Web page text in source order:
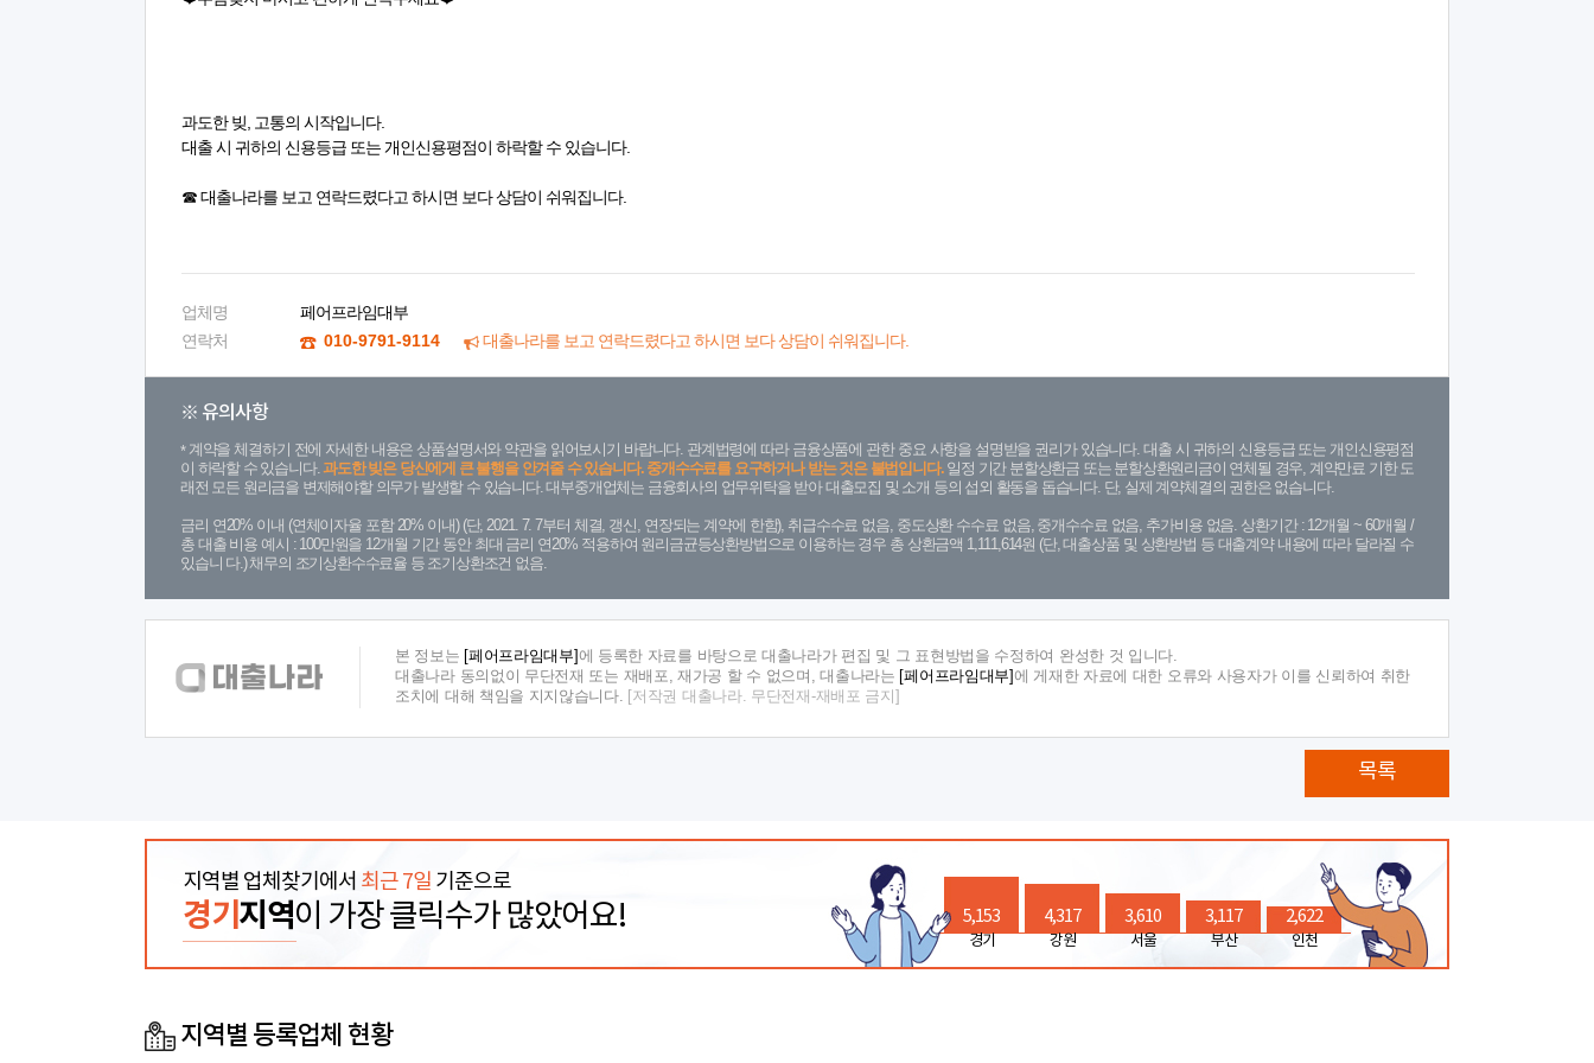
과도한 빚, 고통의 시작입니다.
대출 시 귀하의 신용등급 또는 개인신용평점이 하락할 수 있습니다.
☎ 대출나라를 보고 연락드렸다고 하시면 보다 상담이 쉬워집니다.
업체명
페어프라임대부
연락처
010-9791-9114 대출나라를 보고 연락드렸다고 하시면 보다 상담이 쉬워집니다.
※ 유의사항
계약을 체결하기 전에 자세한 내용은 상품설명서와 약관을 읽어보시기 바랍니다. 관계법령에 따라 금융상품에 관한 중요 사항을 설명받을 권리가 있습니다. 대출 시 귀하의 신용등급 또는 개인신용평점
이 하락할 수 있습니다.과도한 빚은 당신에게 큰 불행을 안겨줄 수 있습니다. 중개수수료를 요구하거나 받는 것은 불법입니다.일정 기간 분할상환금 또는 분할상환원리금이 연체될 경우, 계약만료 기한 도
래전 모든 원리금을 변제해야할 의무가 발생할 수 있습니다. 대부중개업체는 금융회사의 업무위탁을 받아 대출모집 및 소개 등의 섭외 활동을 돕습니다. 단, 실제 계약체결의 권한은 없습니다.
금리 연20% 이내 (연체이자율 포함 20% 이내) (단, 2021. 7. 7부터 체결, 갱신, 연장되는 계약에 한함), 취급수수료 없음, 중도상환 수수료 없음, 중개수수료 없음, 추가비용 없음. 상환기간 : 12개월 ~ 60개월 /
총 대출 비용 예시 : 100만원을 12개월 기간 동안 최대 금리 연20% 적용하여 원리금균등상환방법으로 이용하는 경우 총 상환금액 1,111,614원 (단, 대출상품 및 상환방법 등 대출계약 내용에 따라 달라질 수
있습니 다.) 채무의 조기상환수수료율 등 조기상환조건 없음.
본 정보는 [페어프라임대부] 에 등록한 자료를 바탕으로 대출나라가 편집 및 그 표현방법을 수정하여 완성한 것 입니다.
대출나라 동의없이 무단전재 또는 재배포, 재가공 할 수 없으며, 대출나라는 [페어프라임대부] 에 게재한 자료에 대한 오류와 사용자가 이를 신뢰하여 취한
조치에 대해 책임을 지지않습니다.
[저작권 대출나라. 무단전재-재배포 금지]
목록
지역별 업체찾기에서 최근 7일 기준으로
경기 지역이 가장 클릭수가 많았어요! 5,153
경기
4,317
강원
3,610
서울
3,117
부산
2,622
인천
지역별 등록업체 현황